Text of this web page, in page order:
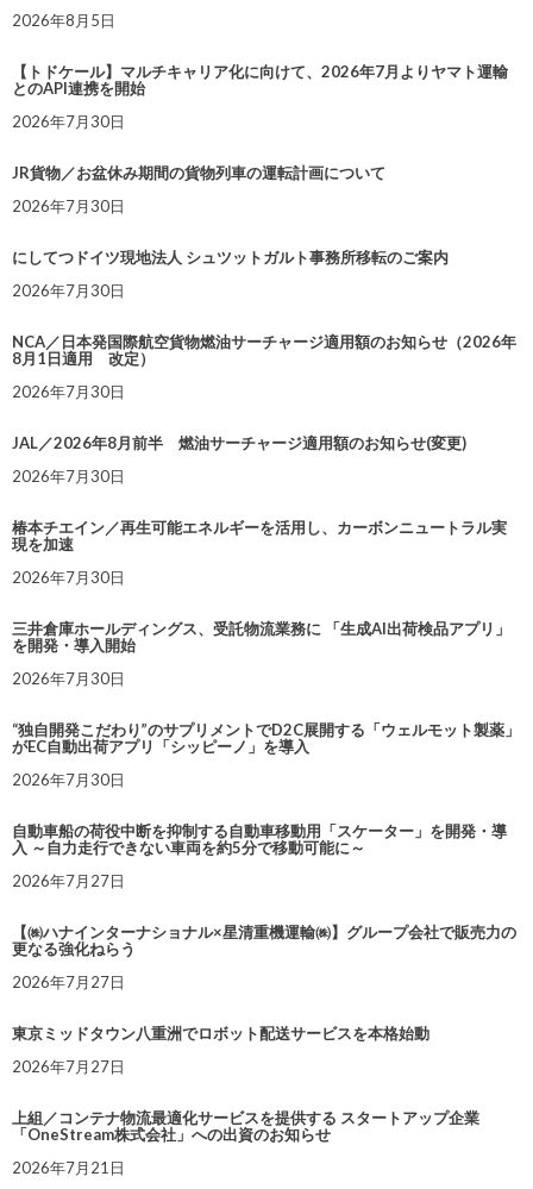
2026年8月5日
【トドケール】マルチキャリア化に向けて、2026年7月よりヤマト運輸
とのAPI連携を開始
2026年7月30日
JR貨物／お盆休み期間の貨物列車の運転計画について
2026年7月30日
にしてつドイツ現地法人 シュツットガルト事務所移転のご案内
2026年7月30日
NCA／日本発国際航空貨物燃油サーチャージ適用額のお知らせ（2026年
8月1日適用 改定）
2026年7月30日
JAL／2026年8月前半 燃油サーチャージ適用額のお知らせ(変更)
2026年7月30日
椿本チエイン／再生可能エネルギーを活用し、カーボンニュートラル実
現を加速
2026年7月30日
三井倉庫ホールディングス、受託物流業務に 「生成AI出荷検品アプリ」
を開発・導入開始
2026年7月30日
“独自開発こだわり”のサプリメントでD2C展開する「ウェルモット製薬」
がEC自動出荷アプリ「シッピーノ」を導入
2026年7月30日
自動車船の荷役中断を抑制する自動車移動用「スケーター」を開発・導
入 ～自力走行できない車両を約5分で移動可能に～
2026年7月27日
【㈱ハナインターナショナル×星清重機運輸㈱】グループ会社で販売力の
更なる強化ねらう
2026年7月27日
東京ミッドタウン八重洲でロボット配送サービスを本格始動
2026年7月27日
上組／コンテナ物流最適化サービスを提供する スタートアップ企業
「OneStream株式会社」への出資のお知らせ
2026年7月21日